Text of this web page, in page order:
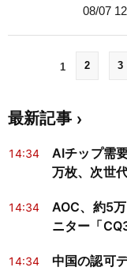
08/07
1 2 3
最新記事
14:34
AIチップ需
万枚、次世
14:34
AOC、約5
ニター「
14:34
中国の認可